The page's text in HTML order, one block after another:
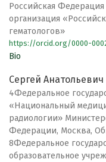
Российская
организация
гематологов»
https://orcid.org/0000-
Bio
Сергей
4Федеральное
«Национальный
радиологии»
Федерации, Москва,
8Федеральное
образовательное